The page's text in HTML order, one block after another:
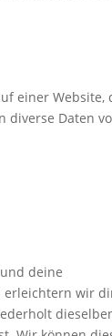
einer Website,
diverse Daten
deine
erleichtern wir